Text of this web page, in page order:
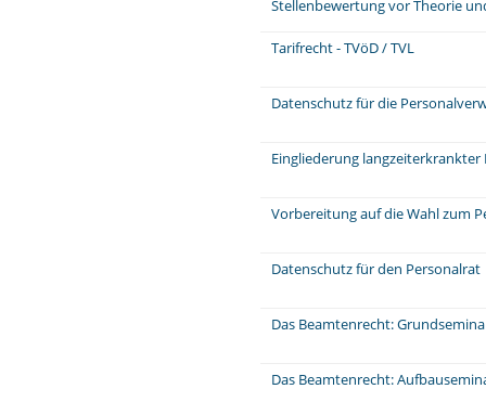
Stellenbewertung vor Theorie
Tarifrecht - TVöD / TVL
Datenschutz für die
Eingliederung
Vorbereitung auf die Wahl zum
Datenschutz für den Personalrat
Das Beamtenrecht:
Das Beamtenrecht: